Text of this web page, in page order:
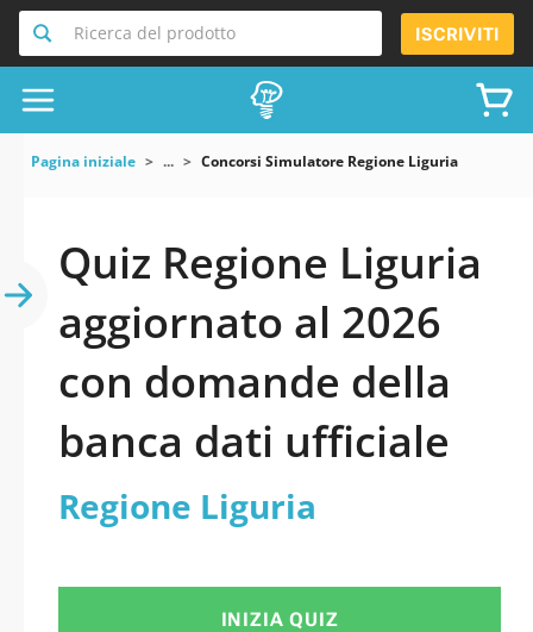
Ricerca del prodotto ISCRIVITI
Pagina iniziale ... Concorsi Simulatore Regione Liguria
Quiz Regione Liguria
aggiornato al 2026
con domande della
banca dati ufficiale
Regione Liguria
INIZIA QUIZ